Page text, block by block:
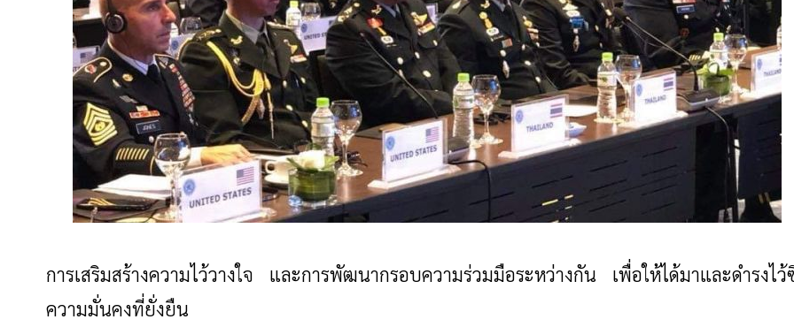
การเสริมสร้างความไว้วางใจ และการพัฒนากรอบความร่วมมือระหว่างกัน เพื่อให้ได้มาและดำรงไว้
ความมั่นคงที่ยั่งยืน